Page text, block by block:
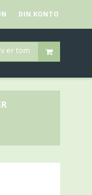
DIN KONTO
er tom